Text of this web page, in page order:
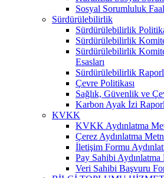
Sosyal Sorumluluk
Sürdürülebilirlik
Sürdürülebilirlik
Sürdürülebilirlik
Sürdürülebilirlik
Esasları
Sürdürülebilirlik
Çevre Politikası
Sağlık, Güvenlik ve
Karbon Ayak İzi
KVKK
KVKK Aydınlatma
Çerez Aydınlatma
İletişim Formu
Pay Sahibi Aydınlatma
Veri Sahibi Başvuru